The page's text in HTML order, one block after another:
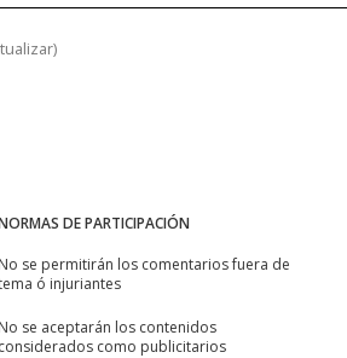
)
DE PARTICIPACIÓN
No se permitirán los comentarios fuera de
ó injuriantes
No se aceptarán los contenidos
considerados como publicitarios